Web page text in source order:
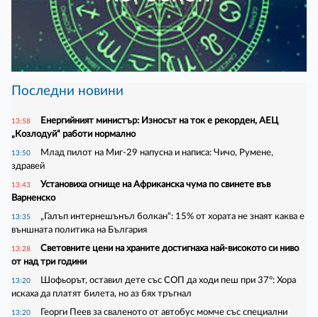
Последни новини
13:58
Енергийният министър: Износът на ток е рекорден, АЕЦ
„Козлодуй“ работи нормално
13:50
Млад пилот на Миг-29 напусна и написа: Чичо, Румене,
здравей
13:43
Установиха огнище на Африканска чума по свинете във
Варненско
13:35
„Галъп интернешънъл болкан“: 15% от хората не знаят каква е
външната политика на България
13:28
Световните цени на храните достигнаха най-високото си ниво
от над три години
13:20
Шофьорът, оставил дете със СОП да ходи пеш при 37°: Хора
искаха да платят билета, но аз бях тръгнал
13:20
Георги Пеев за сваленото от автобус момче със специални